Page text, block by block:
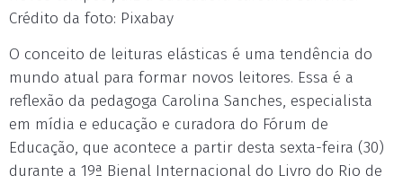
Crédito da foto: Pixabay
O conceito de leituras elásticas é uma tendência do
mundo atual para formar novos leitores. Essa é a
reflexão da pedagoga Carolina Sanches, especialista
em mídia e educação e curadora do Fórum de
Educação, que acontece a partir desta sexta-feira (30)
durante a 19ª Bienal Internacional do Livro do Rio de